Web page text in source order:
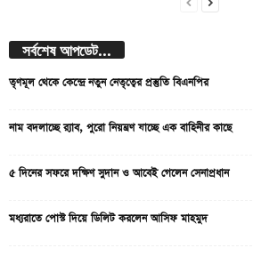
সর্বশেষ আপডেট...
তৃণমূল থেকে কেন্দ্রে নতুন নেতৃত্বের প্রস্তুতি বিএনপির
নাম বদলাচ্ছে র‌্যাব, পুরো নিয়ন্ত্রণ যাচ্ছে এক বাহিনীর কাছে
৫ দিনের সফরে দক্ষিণ সুদান ও আবেই গেলেন সেনাপ্রধান
মধ্যরাতে পোস্ট দিয়ে ডিলিট করলেন আসিফ মাহমুদ